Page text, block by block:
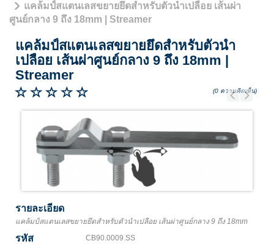
แคล้มป์สแตนเลสขยายยึดสำหรับตัวนำเปลือย เส้นผ่า
ศูนย์กลาง 9 ถึง 18mm | Streamer
แคล้มป์สแตนเลสขยายยึดสำหรับตัวนำ
เปลือย เส้นผ่าศูนย์กลาง 9 ถึง 18mm |
Streamer
(0 ความคิดเห็น)
Previous
Next
รายละเอียด
แคล้มป์สแตนเลสขยายยึดสำหรับตัวนำเปลือย เส้นผ่าศูนย์กลาง 9 ถึง 18mm
รหัส CB90.0009.SS